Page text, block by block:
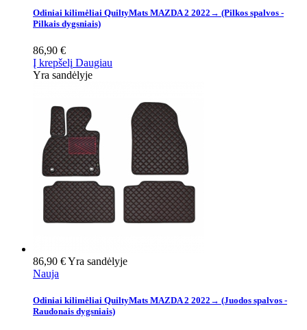
Odiniai kilimėliai QuiltyMats MAZDA 2 2022→ (Pilkos spalvos -
Pilkais dygsniais)
86,90 €
Į krepšelį Daugiau
Yra sandėlyje
86,90 €Yra sandėlyje
Nauja
Odiniai kilimėliai QuiltyMats MAZDA 2 2022→ (Juodos spalvos -
Raudonais dygsniais)